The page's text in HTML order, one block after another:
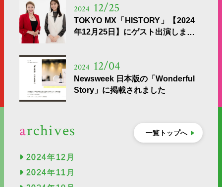
2024 12/25
TOKYO MX「HISTORY」【2024
年12月25日】にゲスト出演しまし
2024 12/04
Newsweek 日本版の「Wonderful
Story」に掲載されました
archives
2024年12月
2024年11月
一覧トップへ